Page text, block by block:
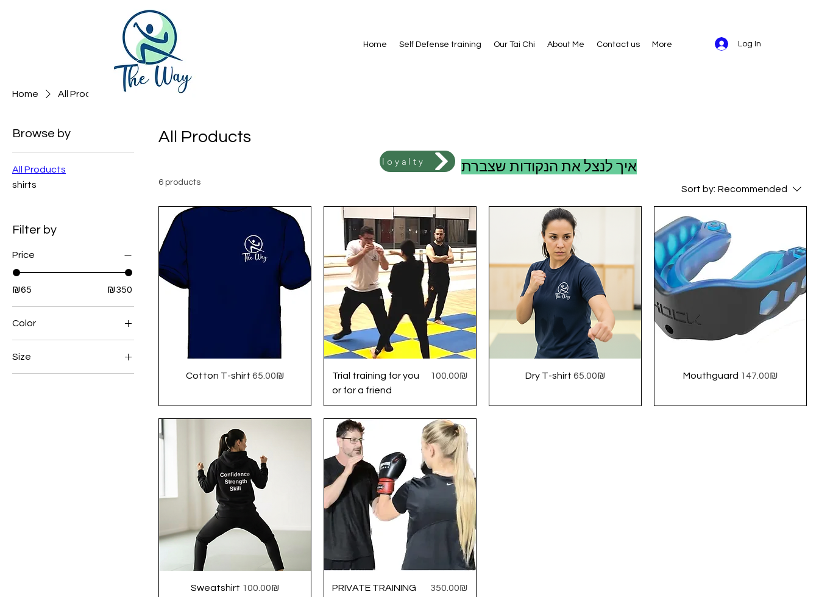
Home Self Defense training Our Tai Chi About Me Contact us More Log In
Home All Products
Browse by
All Products
shirts
Filter by
Price
₪65 ₪350
Color
Size
All Products
6 products
Sort by: Recommended
Cotton T-shirtPrice ‏65.00 ‏₪
Trial training for you
or for a friend
Price ‏100.00 ‏₪ Dry T-shirtPrice ‏65.00 ‏₪ MouthguardPrice ‏147.00 ‏₪
SweatshirtPrice ‏100.00 ‏₪
PRIVATE TRAINING
Price ‏350.00 ‏₪
איך לנצל את הנקודות שצברת loyalty